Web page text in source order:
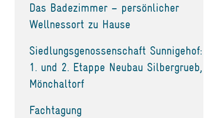
Das Badezimmer – persönlicher
Wellnessort zu Hause
Siedlungsgenossenschaft Sunnigehof:
1. und 2. Etappe Neubau Silbergrueb,
Mönchaltorf
Fachtagung